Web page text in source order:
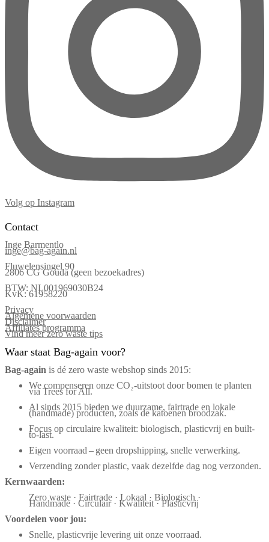
Volg op Instagram
Contact
Inge Barmentlo
inge@bag-again.nl
Fluwelensingel 90
2806 CG Gouda (geen bezoekadres)
BTW: NL001969030B24
KvK: 61958220
Privacy
Algemene voorwaarden
Disclaimer
Affiliates programma
Vind meer zero waste tips
Waar staat Bag-again voor?
Bag‑again is dé zero waste webshop sinds 2015:
We compenseren onze CO₂-uitstoot door bomen te planten
via Trees for All.
Al sinds 2015 bieden we duurzame, fairtrade en lokale
(handmade) producten, zoals de katoenen broodzak.
Focus op circulaire kwaliteit: biologisch, plasticvrij en built-
to-last.
Eigen voorraad – geen dropshipping, snelle verwerking.
Verzending zonder plastic, vaak dezelfde dag nog verzonden.
Kernwaarden:
Zero waste · Fairtrade · Lokaal · Biologisch ·
Handmade · Circulair · Kwaliteit · Plasticvrij
Voordelen voor jou:
Snelle, plasticvrije levering uit onze voorraad.